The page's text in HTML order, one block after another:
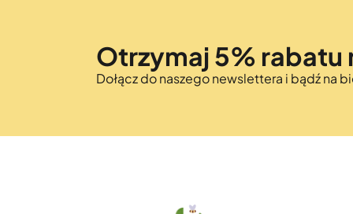
Otrzymaj 5% rabatu
Dołącz do naszego newslettera i bądź na